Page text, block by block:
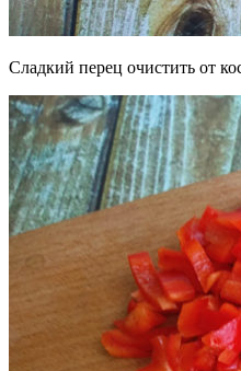
Сладкий перец очистить от